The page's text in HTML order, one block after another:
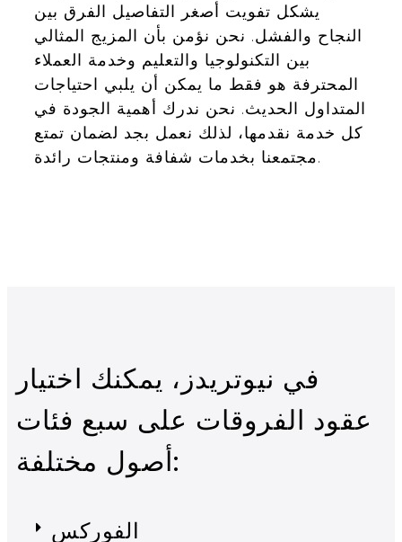
يشكل تفويت أصغر التفاصيل الفرق بين
النجاح والفشل. نحن نؤمن بأن المزيج المثالي
بين التكنولوجيا والتعليم وخدمة العملاء
المحترفة هو فقط ما يمكن أن يلبي احتياجات
المتداول الحديث. نحن ندرك أهمية الجودة في
كل خدمة نقدمها، لذلك نعمل بجد لضمان تمتع
مجتمعنا بخدمات شفافة ومنتجات رائدة.
في نيوتريدز، يمكنك اختيار
عقود الفروقات على سبع فئات
أصول مختلفة:
الفوركس